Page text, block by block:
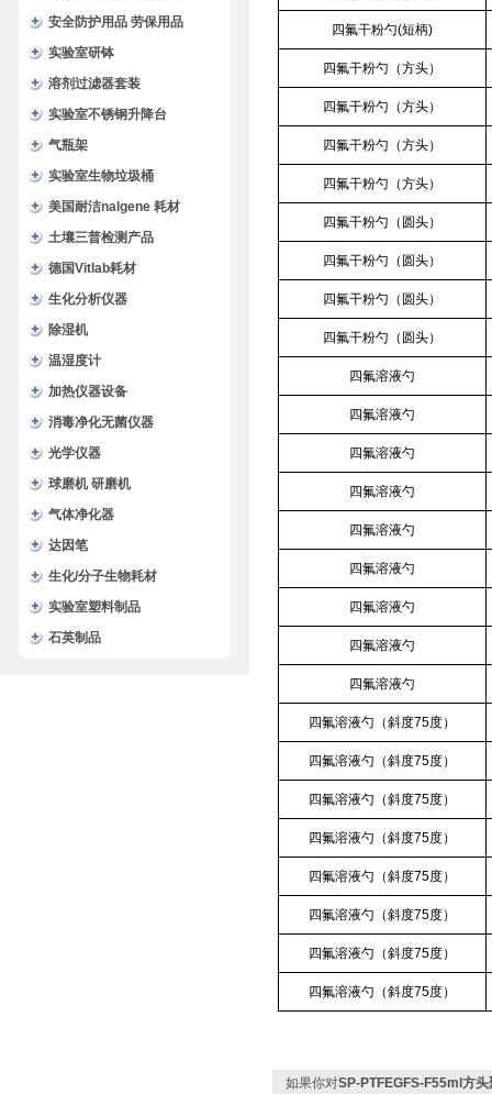
安全防护用品 劳保用品
实验室研钵
溶剂过滤器套装
实验室不锈钢升降台
气瓶架
实验室生物垃圾桶
美国耐洁nalgene 耗材
土壤三普检测产品
德国Vitlab耗材
生化分析仪器
除湿机
温湿度计
加热仪器设备
消毒净化无菌仪器
光学仪器
球磨机 研磨机
气体净化器
达因笔
生化/分子生物耗材
实验室塑料制品
石英制品
四氟干粉勺(短柄)
四氟干粉勺（方头）
四氟干粉勺（方头）
四氟干粉勺（方头）
四氟干粉勺（方头）
四氟干粉勺（圆头）
四氟干粉勺（圆头）
四氟干粉勺（圆头）
四氟干粉勺（圆头）
四氟溶液勺
四氟溶液勺
四氟溶液勺
四氟溶液勺
四氟溶液勺
四氟溶液勺
四氟溶液勺
四氟溶液勺
四氟溶液勺
四氟溶液勺（斜度75度）
四氟溶液勺（斜度75度）
四氟溶液勺（斜度75度）
四氟溶液勺（斜度75度）
四氟溶液勺（斜度75度）
四氟溶液勺（斜度75度）
四氟溶液勺（斜度75度）
四氟溶液勺（斜度75度）
如果你对SP-PTFEGFS-F55ml方